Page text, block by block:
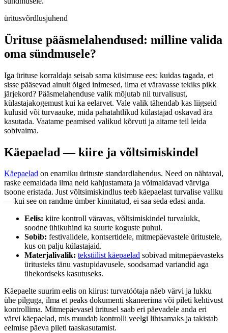
üritusvõrdlusjuhend
Ürituse pääsmelahendused: milline valida
oma sündmusele?
Iga ürituse korraldaja seisab sama küsimuse ees: kuidas tagada, et
sisse pääsevad ainult õiged inimesed, ilma et väravasse tekiks pikk
järjekord? Pääsmelahenduse valik mõjutab nii turvalisust,
külastajakogemust kui ka eelarvet. Vale valik tähendab kas liigseid
kulusid või turvaauke, mida pahatahtlikud külastajad oskavad ära
kasutada. Vaatame peamised valikud kõrvuti ja aitame teil leida
sobivaima.
Käepaelad — kiire ja võltsimiskindel
Käepaelad on enamiku ürituste standardlahendus. Need on nähtaval,
raske eemaldada ilma neid kahjustamata ja võimaldavad värviga
tsoone eristada. Just võltsimiskindlus teeb käepaelast turvalise valiku
— kui see on randme ümber kinnitatud, ei saa seda edasi anda.
Eelis: kiire kontroll väravas, võltsimiskindel turvalukk,
soodne ühikuhind ka suurte koguste puhul.
Sobib: festivalidele, kontsertidele, mitmepäevastele üritustele,
kus on palju külastajaid.
Materjalivalik: tekstiilist käepaelad sobivad mitmepäevasteks
üritusteks tänu vastupidavusele, soodsamad variandid aga
ühekordseks kasutuseks.
Käepaelte suurim eelis on kiirus: turvatöötaja näeb värvi ja lukku
ühe pilguga, ilma et peaks dokumenti skaneerima või pileti kehtivust
kontrollima. Mitmepäevasel üritusel saab eri päevadele anda eri
värvi käepaelad, mis muudab kontrolli veelgi lihtsamaks ja takistab
eelmise päeva pileti taaskasutamist.